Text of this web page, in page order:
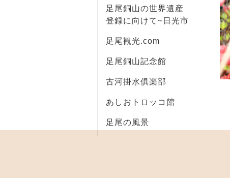
足尾銅山の世界遺産
登録に向けて~日光市
足尾観光.com
足尾銅山記念館
古河掛水俱楽部
あしおトロッコ館
足尾の風景